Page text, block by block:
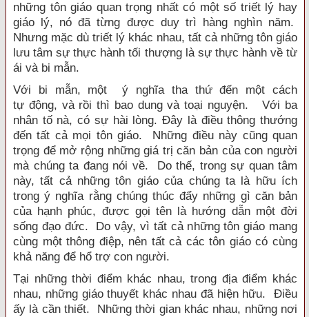
những tôn giáo quan trọng nhất có một số triết lý hay
giáo lý, nó đã từng được duy trì hàng nghìn năm.
Nhưng mặc dù triết lý khác nhau, tất cả những tôn giáo
lưu tâm sự thực hành tối thượng là sự thực hành về từ
ái và bi mẫn.
Với bi mẫn, một ý nghĩa tha thứ đến một cách
tự động, và rồi thì bao dung và toại nguyện. Với ba
nhân tố nà, có sự hài lòng. Đây là điều thông thướng
đến tất cả mọi tôn giáo. Những điều này cũng quan
trọng để mở rộng những giá trị căn bản của con người
mà chúng ta đang nói về. Do thế, trong sự quan tâm
này, tất cả những tôn giáo của chúng ta là hữu ích
trong ý nghĩa rằng chúng thúc đẩy những gì căn bản
của hạnh phúc, được gọi tên là hướng dẫn một đời
sống đạo đức. Do vậy, vì tất cả những tôn giáo mang
cùng một thông điệp, nên tất cả các tôn giáo có cùng
khả năng để hổ trợ con người.
Tại những thời điểm khác nhau, trong địa điểm khác
nhau, những giáo thuyết khác nhau đã hiện hữu. Điều
ấy là cần thiết. Những thời gian khác nhau, những nơi